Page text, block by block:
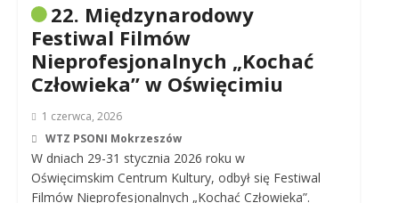
22. Międzynarodowy
Festiwal Filmów
Nieprofesjonalnych „Kochać
Człowieka” w Oświęcimiu
1 czerwca, 2026
WTZ PSONI Mokrzeszów
W dniach 29-31 stycznia 2026 roku w
Oświęcimskim Centrum Kultury, odbył się Festiwal
Filmów Nieprofesjonalnych „Kochać Człowieka”.